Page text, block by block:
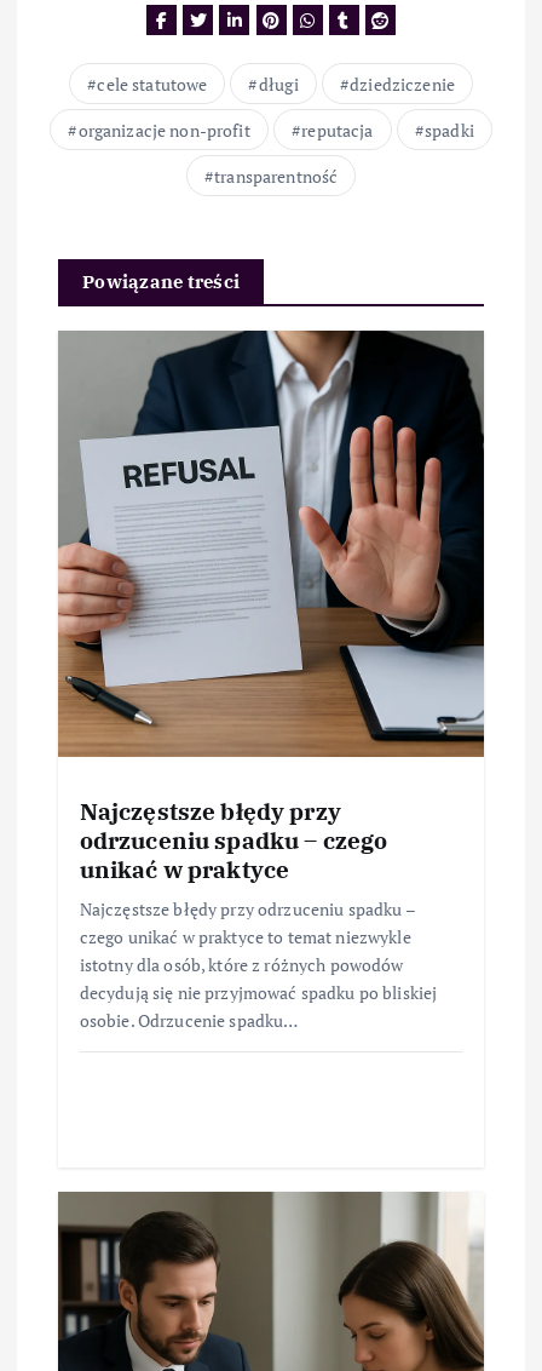
cele statutowe długi
dziedziczenie
organizacje non-profit
reputacja
spadki
transparentność
Powiązane treści
Najczęstsze błędy przy
odrzuceniu spadku – czego
unikać w praktyce
Najczęstsze błędy przy odrzuceniu spadku –
czego unikać w praktyce to temat niezwykle
istotny dla osób, które z różnych powodów
decydują się nie przyjmować spadku po bliskiej
osobie. Odrzucenie spadku…